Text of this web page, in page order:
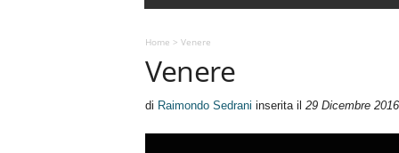
r
Home > Venere
Venere
di Raimondo Sedrani inserita il 29 Dicembre 2016